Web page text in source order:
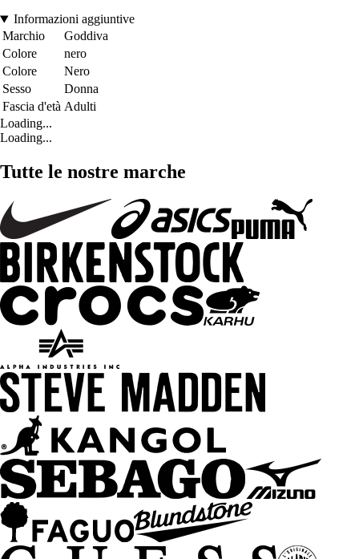
Informazioni aggiuntive
Marchio
Goddiva
Colore
nero
Colore
Nero
Sesso
Donna
Fascia d'età Adulti
Loading...
Loading...
Tutte le nostre marche